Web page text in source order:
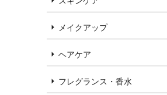
メイクアップ
ヘアケア
フレグランス・香水